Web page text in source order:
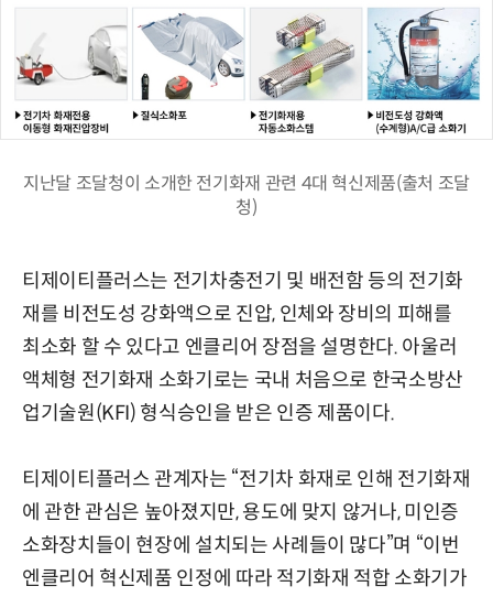
지난달 조달청이 소개한 전기화재 관련 4대 혁신제품(출처 조달
청)
티제이티플러스는 전기차충전기 및 배전함 등의 전기화
재를 비전도성 강화액으로 진압, 인체와 장비의 피해를
최소화 할 수 있다고 엔클리어 장점을 설명한다. 아울러
액체형 전기화재 소화기로는 국내 처음으로 한국소방산
업기술원(KFI) 형식승인을 받은 인증 제품이다.
티제이티플러스 관계자는 “전기차 화재로 인해 전기화재
에 관한 관심은 높아졌지만, 용도에 맞지 않거나, 미인증
소화장치들이 현장에 설치되는 사례들이 많다”며 “이번
엔클리어 혁신제품 인정에 따라 적기화재 적합 소화기가